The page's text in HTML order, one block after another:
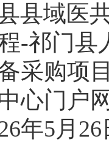
县域医
-祁门县
采购项目
心门户
年5月 26